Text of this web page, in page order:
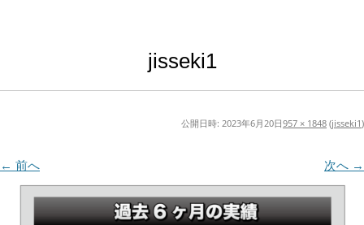
jisseki1
公開日時: 2023年6月20日957 × 1848 (jisseki1)
← 前へ 次へ →